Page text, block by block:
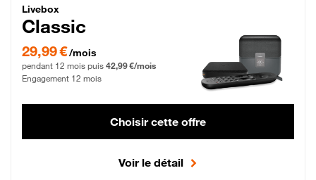
Livebox Classic Fibre
Livebox
Classic
29,99 € par mois pendant 12 mois puis 42,99 € par mois, Engagement 12 mois
29,99 €/mois
pendant 12 mois puis 42,99 €/mois
Engagement 12 mois
Choisir cette offre
Voir le détail